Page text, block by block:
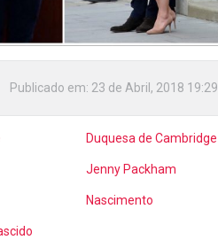
Publicado em: 23 de Abril, 2018 19:29
Duquesa de Cambridge
Jenny Packham
Nascimento